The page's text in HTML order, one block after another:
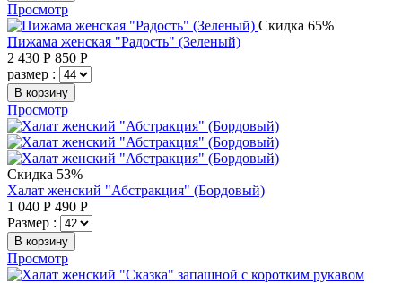
Просмотр
Скидка 65%
Пижама женская "Радость" (Зеленый)
2 430 Р 850 Р
размер :
В корзину
Просмотр
Скидка 53%
Халат женский "Абстракция" (Бордовый)
1 040 Р 490 Р
Размер :
В корзину
Просмотр